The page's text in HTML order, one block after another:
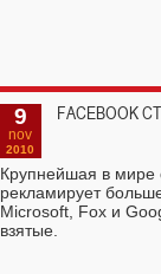
9
nov
2010
FACEBOOK
Крупнейшая в мире
рекламирует
Microsoft, Fox и
взятые.